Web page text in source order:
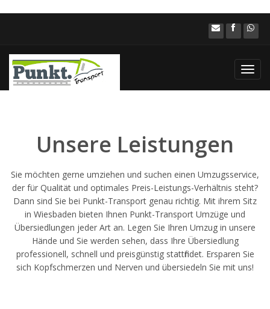
Unsere Leistungen
Sie möchten gerne umziehen und suchen einen Umzugsservice,
der für Qualität und optimales Preis-Leistungs-Verhältnis steht?
Dann sind Sie bei Punkt-Transport genau richtig. Mit ihrem Sitz
in Wiesbaden bieten Ihnen Punkt-Transport Umzüge und
Übersiedlungen jeder Art an. Legen Sie Ihren Umzug in unsere
Hände und Sie werden sehen, dass Ihre Übersiedlung
professionell, schnell und preisgünstig stattfindet. Ersparen Sie
sich Kopfschmerzen und Nerven und übersiedeln Sie mit uns!